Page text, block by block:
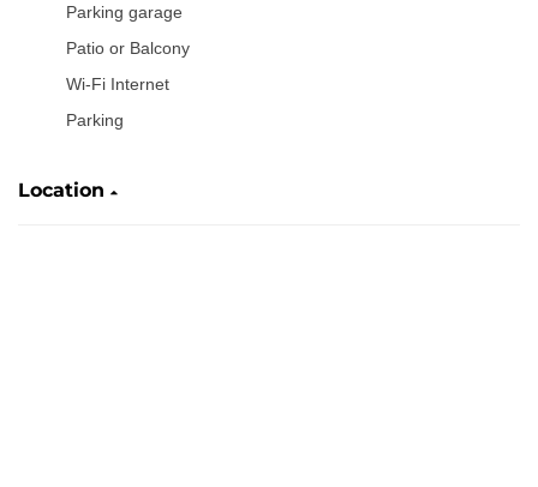
Parking garage
Patio or Balcony
Wi-Fi Internet
Parking
Location